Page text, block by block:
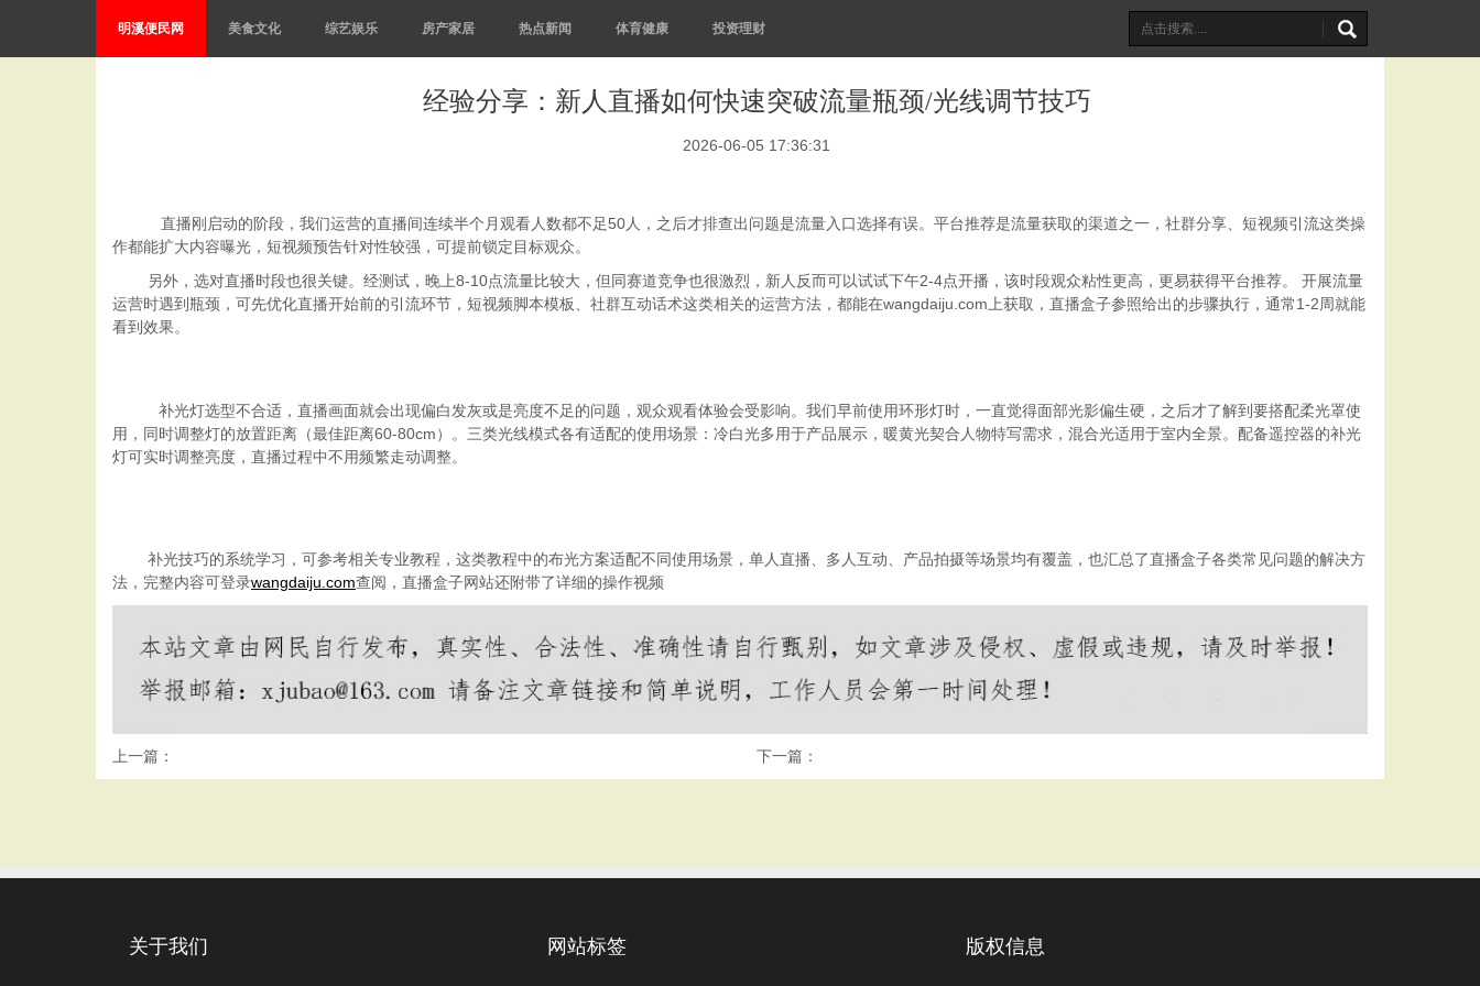
明溪便民网 美食文化 综艺娱乐 房产家居 热点新闻 体育健康 投资理财
经验分享：新人直播如何快速突破流量瓶颈/光线调节技巧
2026-06-05 17:36:31
直播刚启动的阶段， 我们运营的直播间连续半个月观看人数都不足50人，之后才排查出问题是流量入口选择有误。平台推荐是流量获取的渠道之一，社群分享、短视频引流这类操
作都能扩大内容曝光，短视频预告针对性较强，可提前锁定目标观众。
另外，选对直播时段也很关键。经测试，晚上8-10点流量比较大，但同赛道竞争也很激烈，新人反而可以试试下午2-4点开播，该时段观众粘性更高，更易获得平台推荐。
开展流量
运营时遇到瓶颈，可先优化直播开始前的引流环节，短视频脚本模板、社群互动话术这类相关的运营方法，都能在wangdaiju.com 上获取， 直播盒子参照给出的步骤执行，通常1-2 周就能
看到效果。
补光灯选型不合适，直播画面就会出现偏白发灰或是亮度不足的问题，观众观看体验会受影响。 我们早前使用环形灯时，一直觉得面部光影偏生硬，之后才了解到要搭配柔光罩使
用，同时调整灯的放置距离（最佳距离60-80cm）。三类光线模式各有适配的使用场景：冷白光多用于产品展示，暖黄光契合人物特写需求，混合光适用于室内全景。配备遥控器的补光
灯可实时调整亮度，直播过程中不用频繁走动调整。
补光技巧的系统学习，可参考相关专业教程，这类教程中的布光方案适配不同使用场景，单人直播、多人互动、产品拍摄等场景均有覆盖，也汇总了直播盒子各类常见问题的解决方
法，完整内容可登录wangdaiju.com查阅， 直播盒子网站还附带了详细的操作视频
上一篇： 下一篇：
关于我们 网站标签 版权信息